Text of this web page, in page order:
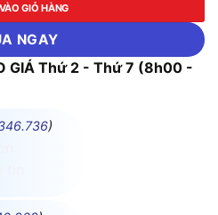
GIỎ HÀNG
NGAY
GIÁ Thứ 2 - Thứ 7 (8h00 -
)